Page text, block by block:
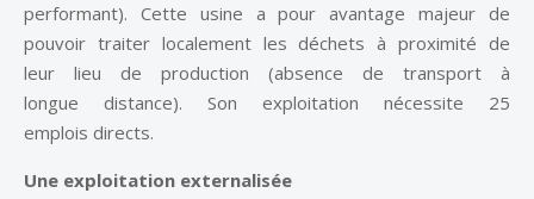
performant). Cette usine a pour avantage majeur de
pouvoir traiter localement les déchets à proximité de
leur lieu de production (absence de transport à
longue distance). Son exploitation nécessite 25
emplois directs.
Une exploitation externalisée